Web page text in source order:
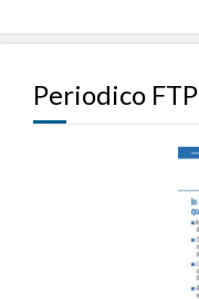
Periodico FTP